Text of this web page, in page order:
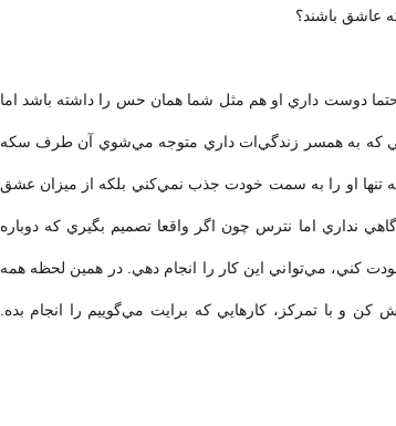
عاشق باشند؟
دوست داري او هم مثل شما همان حس را داشته باشد اما
كه به همسر زندگي‌ات داري متوجه مي‌شوي آن طرف سكه
تنها او را به سمت خودت جذب نمي‌كني بلكه از ميزان عشق
نداري اما نترس چون اگر واقعا تصميم بگيري كه دوباره
كني، مي‌تواني اين كار را انجام دهي. در همين لحظه همه
كن و با تمركز، كارهايي كه برايت مي‌گوييم را انجام بده.